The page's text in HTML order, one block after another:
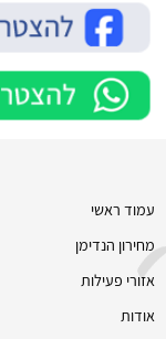
עמוד ראשי
מחירון הנדימן
אזורי פעילות
אודות